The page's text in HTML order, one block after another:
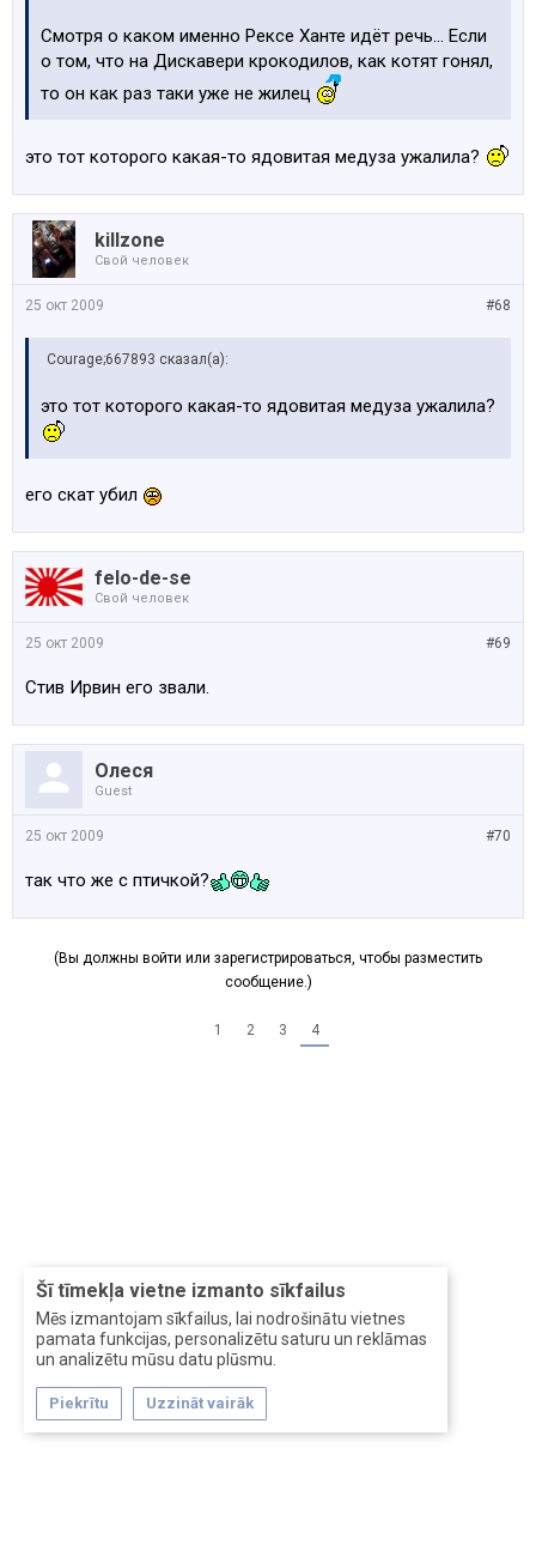
Šī tīmekļa vietne izmanto sīkfailus
Mēs izmantojam sīkfailus, lai nodrošinātu vietnes
pamata funkcijas, personalizētu saturu un reklāmas
un analizētu mūsu datu plūsmu.
Piekrītu Uzzināt vairāk
Смотря о каком именно Рексе Ханте идёт речь... Если
о том, что на Дискавери крокодилов, как котят гонял,
то он как раз таки уже не жилец
это тот которого какая-то ядовитая медуза ужалила?
killzone
Свой человек
#68
25 окт 2009
Courage;667893 сказал(а):
это тот которого какая-то ядовитая медуза ужалила?
его скат убил
felo-de-se
Свой человек
#69
25 окт 2009
Стив Ирвин его звали.
Олеся
Guest
#70
25 окт 2009
так что же с птичкой?
(Вы должны войти или зарегистрироваться, чтобы разместить
сообщение.)
1 2 3 4